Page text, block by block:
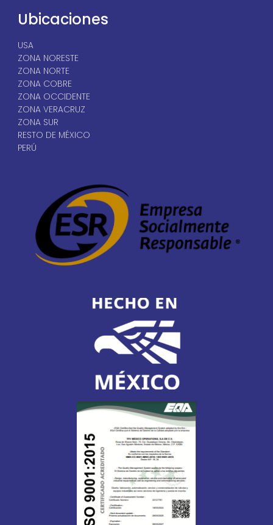
Ubicaciones
USA
ZONA NORESTE
ZONA NORTE
ZONA COBRE
ZONA OCCIDENTE
ZONA VERACRUZ
ZONA SUR
RESTO DE MÉXICO
PERÚ